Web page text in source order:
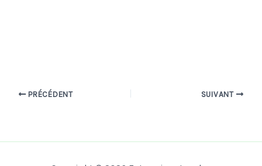
PRÉCÉDENT SUIVANT